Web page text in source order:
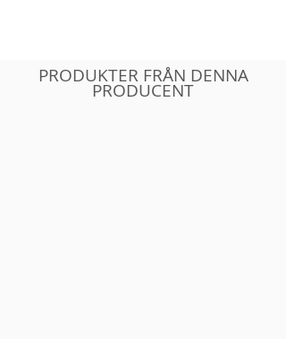
PRODUKTER FRÅN DENNA
PRODUCENT